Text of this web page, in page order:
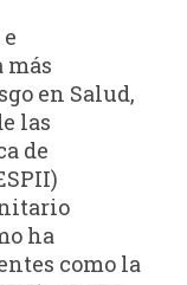
más
en Salud,
las
de
ha
como la